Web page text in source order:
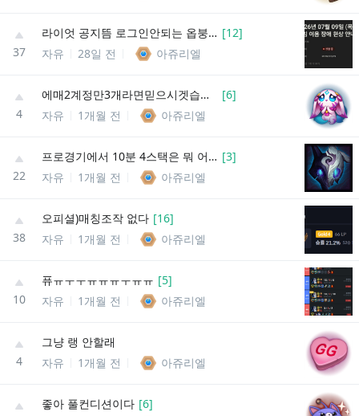
37
라이엇 공지뜸 로그인안되는 옵붕이들 읽어바 [12]
자유
28일 전 아쥬리엘
4
에매2계정만3개라면믿으시겟습니까 [6]
자유
1개월 전 아쥬리엘
22
프로경기에서 10분 4스택은 뭐 어케한거야 [3]
자유
1개월 전 아쥬리엘
38
오피셜)매칭조작 없다 [16]
자유
1개월 전 아쥬리엘
10
퓨ㅠㅜㅜㅠㅠㅠㅜㅠㅠ [5]
자유
1개월 전 아쥬리엘
4
그냥 랭 안할래
자유
1개월 전 아쥬리엘
좋아 풀컨디션이다 [6]